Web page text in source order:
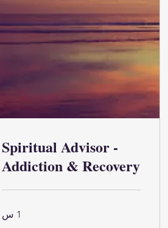
Spiritual Advisor -
Addiction & Recovery
1 س